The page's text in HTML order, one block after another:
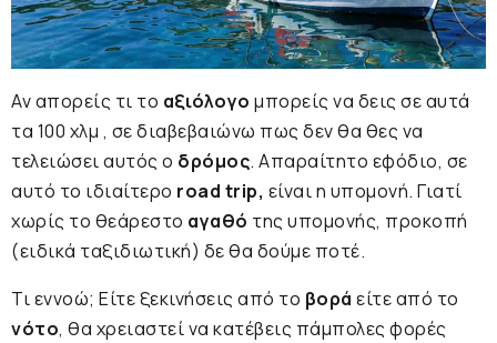
Αν απορείς τι το αξιόλογο μπορείς να δεις σε αυτά
τα 100 χλμ , σε διαβεβαιώνω πως δεν θα θες να
τελειώσει αυτός ο δρόμος. Απαραίτητο εφόδιο, σε
αυτό το ιδιαίτερο road trip, είναι η υπομονή. Γιατί
χωρίς το θεάρεστο αγαθό της υπομονής, προκοπή
(ειδικά ταξιδιωτική) δε θα δούμε ποτέ.
Τι εννοώ; Είτε ξεκινήσεις από το βορά είτε από το
νότο, θα χρειαστεί να κατέβεις πάμπολες φορές